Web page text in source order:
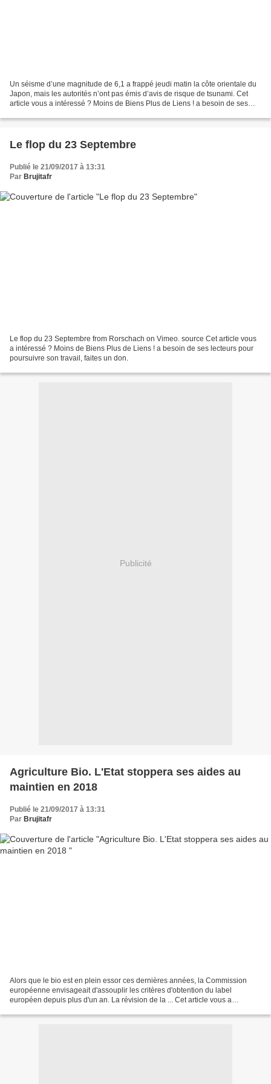
Un séisme d’une magnitude de 6,1 a frappé jeudi matin la côte orientale du
Japon, mais les autorités n’ont pas émis d’avis de risque de tsunami. Cet
article vous a intéressé ? Moins de Biens Plus de Liens ! a besoin de ses
Le flop du 23 Septembre
Publié le 21/09/2017 à 13:31
Par Brujitafr
Le flop du 23 Septembre from Rorschach on Vimeo. source Cet article vous
a intéressé ? Moins de Biens Plus de Liens ! a besoin de ses lecteurs pour
poursuivre son travail, faites un don.
Publicité
Agriculture Bio. L'Etat stoppera ses aides au
maintien en 2018
Publié le 21/09/2017 à 13:31
Par Brujitafr
Alors que le bio est en plein essor ces dernières années, la Commission
européenne envisageait d'assouplir les critères d'obtention du label
européen depuis plus d'un an. La révision de la ... Cet article vous a